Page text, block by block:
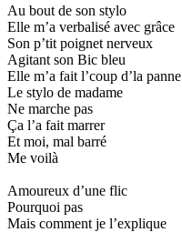
Au bout de son stylo
Elle m’a verbalisé avec grâce
Son p’tit poignet nerveux
Agitant son Bic bleu
Elle m’a fait l’coup d’la panne
Le stylo de madame
Ne marche pas
Ça l’a fait marrer
Et moi, mal barré
Me voilà
Amoureux d’une flic
Pourquoi pas
Mais comment je l’explique